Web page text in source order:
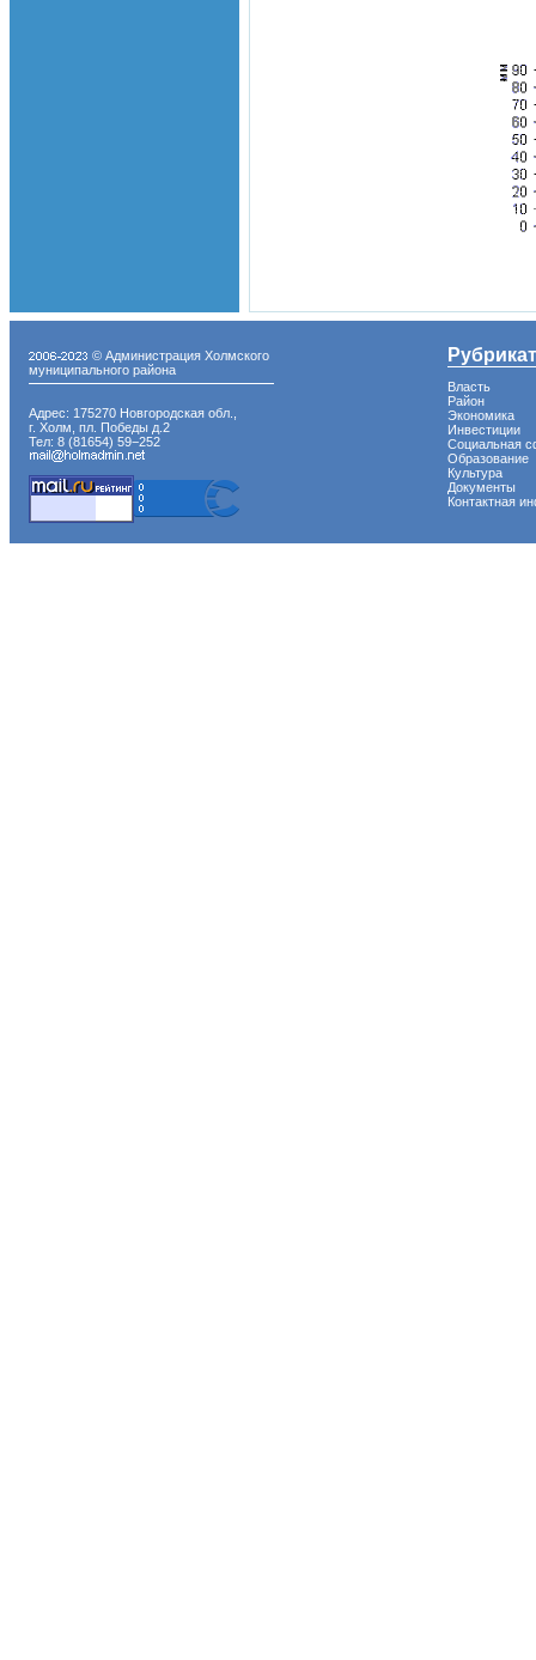
© Администрация Холмского
муниципального района
Адрес: 175270 Новгородская обл.,
г. Холм, пл. Победы д.2
Тел: 8 (81654) 59−252
Власть
Район
Экономика
Инвестиции
Социальная
Образование
Культура
Документы
Контактная